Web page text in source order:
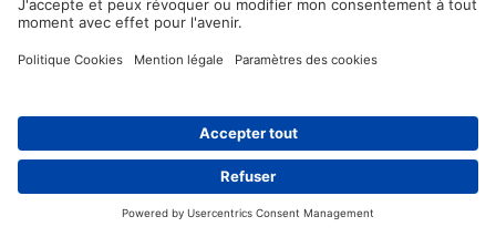
Goulotte en polypropylène blanche à visser
Comparer
Distributeurs Contact